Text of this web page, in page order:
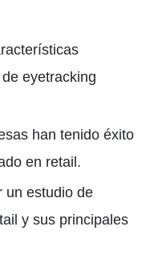
eyetracking
han tenido éxito
en retail.
un estudio de
y sus principales